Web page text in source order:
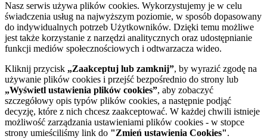
Nasz serwis używa plików cookies. Wykorzystujemy je w celu
świadczenia usług na najwyższym poziomie, w sposób dopasowany
do indywidualnych potrzeb Użytkowników. Dzięki temu możliwe
jest także korzystanie z narzędzi analitycznych oraz udostępnianie
funkcji mediów społecznościowych i odtwarzacza wideo.
Kliknij przycisk „Zaakceptuj lub zamknij”, by wyrazić zgodę na
używanie plików cookies i przejść bezpośrednio do strony lub
„Wyświetl ustawienia plików cookies”, aby zobaczyć
szczegółowy opis typów plików cookies, a następnie podjąć
decyzję, które z nich chcesz zaakceptować. W każdej chwili istnieje
możliwość zarządzania ustawieniami plików cookies - w stopce
strony umieściliśmy link do "Zmień ustawienia Cookies".